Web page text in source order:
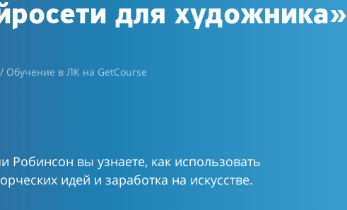
для художника»
Обучение в ЛК на GetCourse
Робинсон вы узнаете, как использовать
идей и заработка на искусстве.